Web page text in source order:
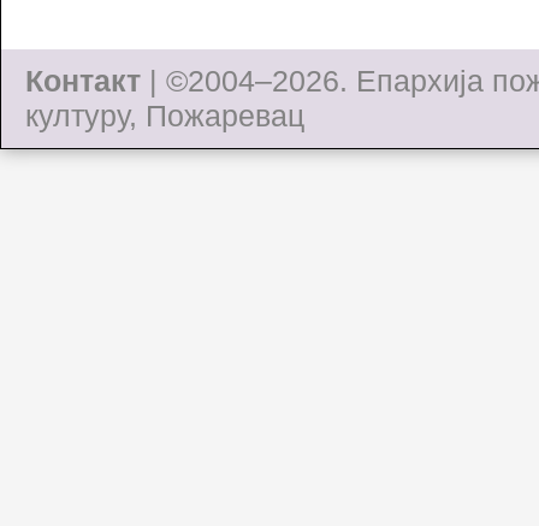
Контакт | ©2004–2026. Епархија
културу, Пожаревац